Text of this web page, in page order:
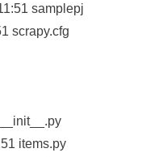
samplepj
scrapy.cfg
items.py